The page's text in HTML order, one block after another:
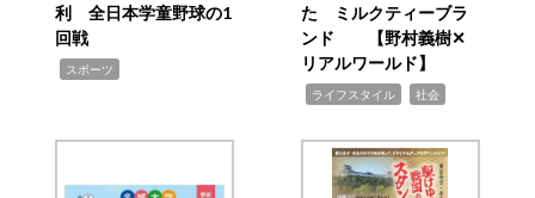
利 全日本学童野球の1
回戦
スポーツ
た ミルクティーブラ
ンド 【野村義樹✕
リアルワールド】
ライフスタイル 社会